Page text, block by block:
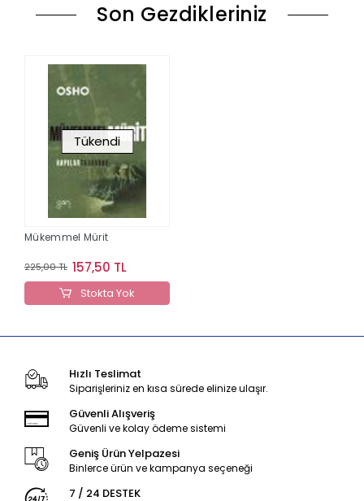
Son Gezdikleriniz
Tükendi
Mükemmel Mürit
225,00 TL 157,50 TL
Stokta Yok
Hızlı Teslimat
Siparişleriniz en kısa sürede elinize ulaşır.
Güvenli Alışveriş
Güvenli ve kolay ödeme sistemi
Geniş Ürün Yelpazesi
Binlerce ürün ve kampanya seçeneği
7 / 24 DESTEK